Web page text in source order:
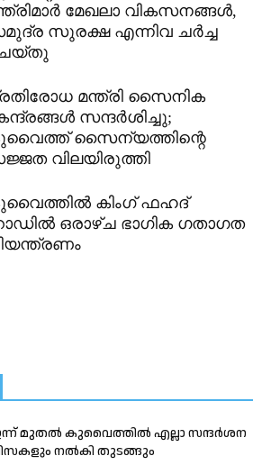
മേഖലാ വികസനങ്ങൾ,
സുരക്ഷ എന്നിവ ചർച്ച
മന്ത്രി സൈനിക
സന്ദർശിച്ചു;
സൈന്യത്തിന്റെ
വിലയിരുത്തി
കിംഗ് ഫഹദ്
ഒരാഴ്ച ഭാഗിക ഗതാഗത
മുതൽ കുവൈത്തിൽ എല്ലാ സന്ദർശന
നൽകി തുടങ്ങും